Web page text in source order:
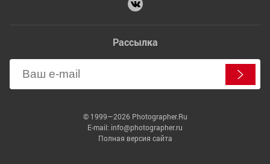
Рассылка
© 1999—2026 Photographer.Ru
E-mail: info@photographer.ru
Полная версия сайта